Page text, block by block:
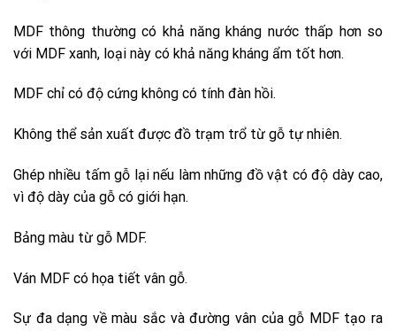
MDF thông thường có khả năng kháng nước thấp hơn so
với MDF xanh, loại này có khả năng kháng ẩm tốt hơn.
MDF chỉ có độ cứng không có tính đàn hồi.
Không thể sản xuất được đồ trạm trổ từ gỗ tự nhiên.
Ghép nhiều tấm gỗ lại nếu làm những đồ vật có độ dày cao,
vì độ dày của gỗ có giới hạn.
Bảng màu từ gỗ MDF.
Ván MDF có họa tiết vân gỗ.
Sự đa dạng về màu sắc và đường vân của gỗ MDF tạo ra